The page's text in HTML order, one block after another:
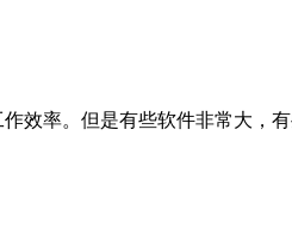
效率。但是有些软件非常大，